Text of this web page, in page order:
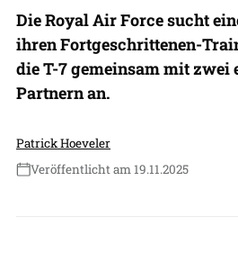
Die Royal Air Force sucht
ihren Fortgeschrittenen-
die T-7 gemeinsam mit zwei
Partnern an.
Patrick Hoeveler
Veröffentlicht am 19.11.2025